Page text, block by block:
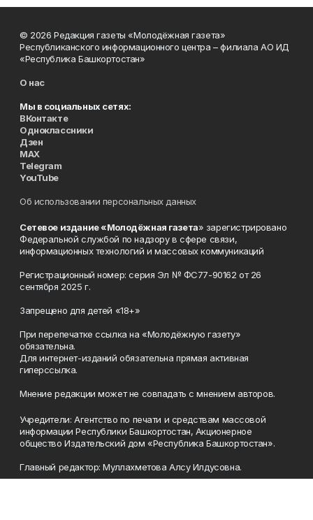
© 2026 Редакция газеты «Молодёжная газета»
Республиканского информационного центра – филиала АО ИД
«Республика Башкортостан»
О нас
Мы в социальных сетях:
ВКонтакте
Одноклассники
Дзен
MAX
Telegram
YouTube
Об использовании персональных данных
Сетевое издание «Молодёжная газета» зарегистрировано
Федеральной службой по надзору в сфере связи,
информационных технологий и массовых коммуникаций
Регистрационный номер: серия Эл № ФС77-90162 от 26
сентября 2025 г.
Запрещено для детей «18+»
При перепечатке ссылка на «Молодёжную газету»
обязательна.
Для интернет-изданий обязательна прямая активная
гиперссылка.
Мнение редакции может не совпадать с мнением авторов.
Учредители: Агентство по печати и средствам массовой
информации Республики Башкортостан, Акционерное
общество Издательский дом «Республика Башкортостан».
Главный редактор: Муллахметова Алсу Илдусовна.